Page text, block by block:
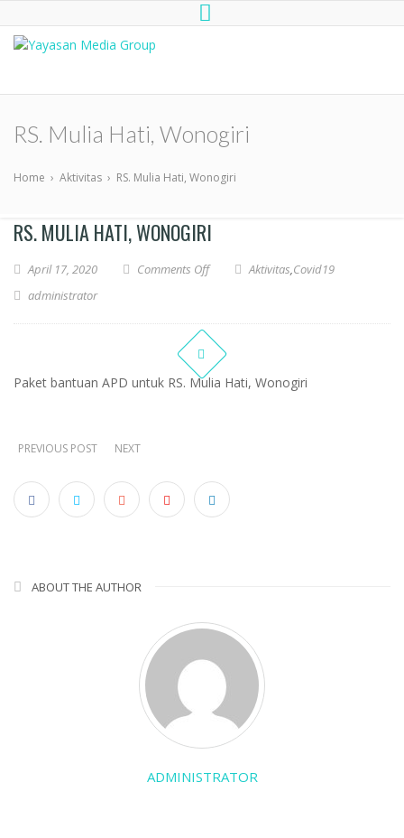
Peduli
RS. Mulia Hati, Wonogiri
Home › Aktivitas › RS. Mulia Hati, Wonogiri
RS. MULIA HATI, WONOGIRI
April 17, 2020 Comments Off Aktivitas,Covid19
administrator
Paket bantuan APD untuk RS. Mulia Hati, Wonogiri
PREVIOUS POST NEXT
ABOUT THE AUTHOR
ADMINISTRATOR